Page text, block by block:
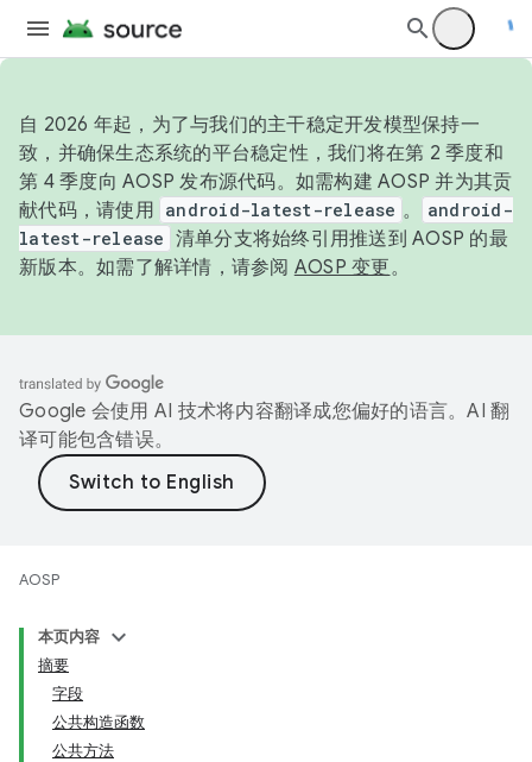
自 2026 年起，为了与我们的主干稳定开发模型保持一
致，并确保生态系统的平台稳定性，我们将在第 2 季度和
第 4 季度向 AOSP 发布源代码。如需构建 AOSP 并为其贡
献代码，请使用 android-latest-release 。
android-
latest-release 清单分支将始终引用推送到 AOSP 的最
新版本。如需了解详情，请参阅 AOSP 变更。
Google 会使用 AI 技术将内容翻译成您偏好的语言。AI 翻
译可能包含错误。
AOSP
本页内容
摘要
字段
公共构造函数
公共方法